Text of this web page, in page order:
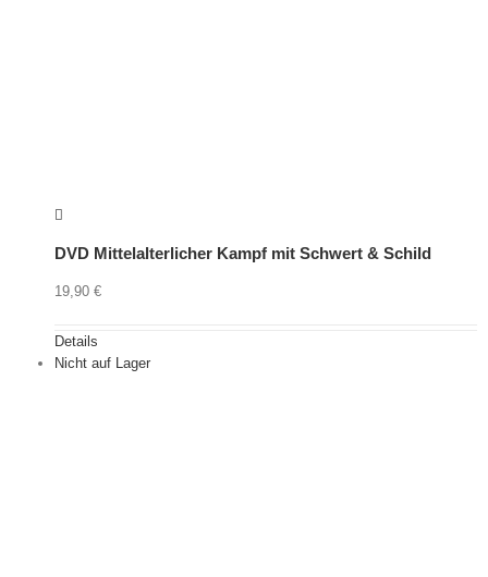
DVD Mittelalterlicher Kampf mit Schwert & Schild
19,90 €
Details
Nicht auf Lager